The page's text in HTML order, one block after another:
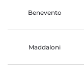
Benevento
Maddaloni